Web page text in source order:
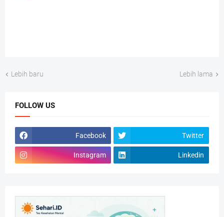
Lebih baru Lebih lama
FOLLOW US
Facebook Twitter
Instagram Linkedin